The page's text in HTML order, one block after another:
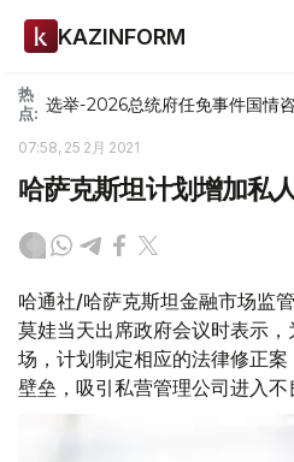
KAZINFORM
热
点: 选举-2026总统府任免事件国情
07:58, 25 2月 2021
哈萨克斯坦计划增加私
哈通社/哈萨克斯坦金融市场监
莫娃当天出席政府会议时表示
场，计划制定相应的法律修正
壁垒，吸引私营管理公司进入不